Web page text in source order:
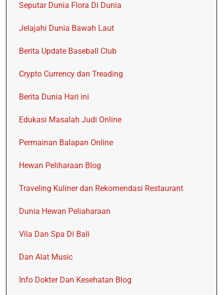
Seputar Dunia Flora Di Dunia
Jelajahi Dunia Bawah Laut
Berita Update Baseball Club
Crypto Currency dan Treading
Berita Dunia Hari ini
Edukasi Masalah Judi Online
Permainan Balapan Online
Hewan Peliharaan Blog
Traveling Kuliner dan Rekomendasi Restaurant
Dunia Hewan Peliaharaan
Vila Dan Spa Di Bali
Dan Alat Music
Info Dokter Dan Kesehatan Blog